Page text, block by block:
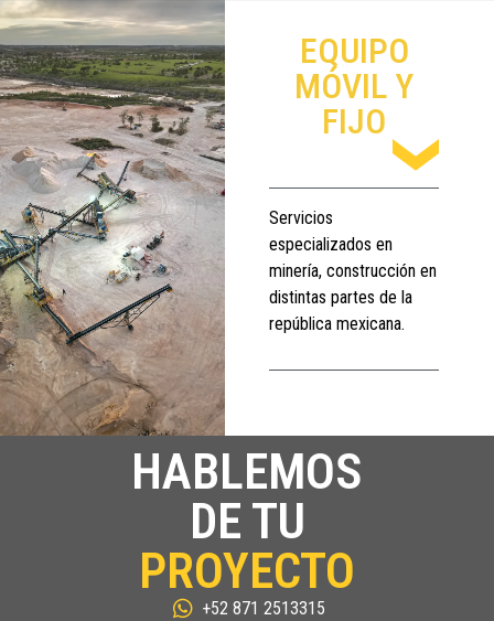
EQUIPO
MÓVIL Y
FIJO
Servicios
especializados en
minería, construcción en
distintas partes de la
república mexicana.
HABLEMOS
DE TU
PROYECTO
+52 871 2513315